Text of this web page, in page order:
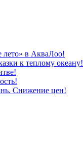
в АкваЛоо!
к теплому океану!
Снижение цен!